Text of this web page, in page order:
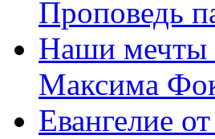
Проповедь
Наши мечты
Максима
Евангелие